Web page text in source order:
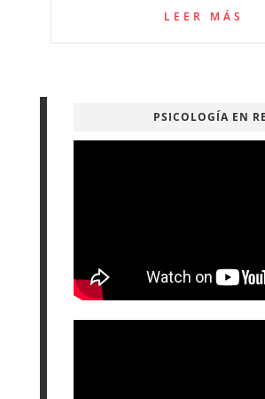
LEER MÁS
PSICOLOGÍA EN